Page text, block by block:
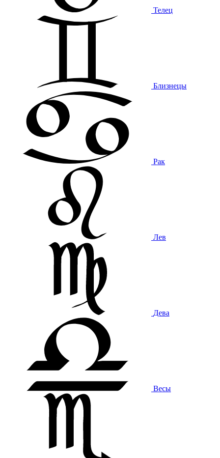
Телец
Близнецы
Рак
Лев
Дева
Весы